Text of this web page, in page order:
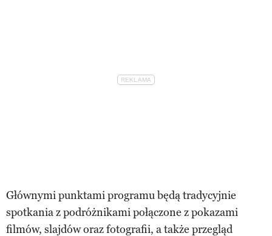
Głównymi punktami programu będą tradycyjnie
spotkania z podróżnikami połączone z pokazami
filmów, slajdów oraz fotografii, a także przegląd